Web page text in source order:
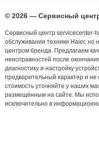
© 2026 — Сервисный
Сервисный центр servicecenter-
обслуживании техники Haier,
центром бренда. Предлагаем
неисправностей после
диагностику и настройку
предварительный характер и
стоимость уточняйте у наших
размещённым на сайте. Мы
исключительно в